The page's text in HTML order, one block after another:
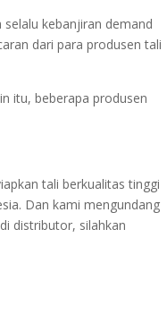
kebanjiran demand
dari para produsen tali
itu, beberapa produsen
tali berkualitas tinggi
Dan kami mengundang
distributor, silahkan